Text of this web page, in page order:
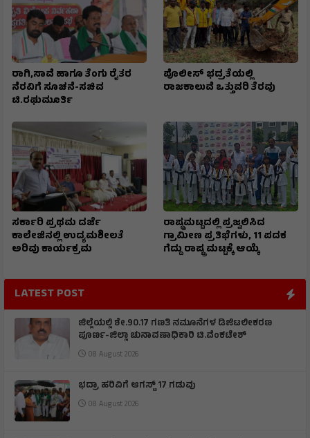
ರಾಗಿ,ಸಾವೆ ಹಾಗೂ ತೆಂಗು ರೈತರ
ನೆರವಿಗೆ ಸೂಚನೆ-ಸಚಿವ
ಟಿ.ರಘುಮೂರ್ತಿ
ಪೊಲೀಸ್ ಭದ್ರತೆಯಲ್ಲಿ
ರಾಜಕಾಲುವೆ ಒತ್ತುವರಿ ತೆರವು
ಸರ್ಕಾರಿ ಪ್ರಥಮ ದರ್ಜೆ
ಕಾಲೇಜಿನಲ್ಲಿ ಉದ್ಯಮಶೀಲತೆ
ಅರಿವು ಕಾರ್ಯಕ್ರಮ
ರಾಷ್ಟ್ರಮಟ್ಟದಲ್ಲಿ ಪ್ರಜ್ವಲಿಸಿದ
ಗ್ರಾಮೀಣ ಪ್ರತಿಭೆಗಳು, 11 ಪದಕ
ಗೆದ್ದು ರಾಷ್ಟ್ರ ಮಟ್ಟಕ್ಕೆ ಆಯ್ಕೆ
LATEST POST
ಜಿಲ್ಲೆಯಲ್ಲಿ ಶೇ.90.17 ಗಣತಿ ನಮೂನೆಗಳ ಡಿಜಿಟಲೀಕರಣ
ಪೂರ್ಣ-ಜಿಲ್ಲಾ ಚುನಾವಣಾಧಿಕಾರಿ ಟಿ.ವೆಂಕಟೇಶ್
08 August 2026
ಭದ್ರಾ ಹರಿವಿಗೆ ಆಗಸ್ಟ್ 17 ಗಡುವು
08 August 2026